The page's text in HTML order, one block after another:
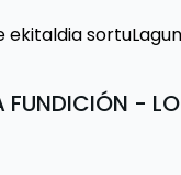
ekitaldia sortu
FUNDICIÓN -